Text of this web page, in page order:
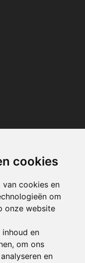
cookies
van cookies en
om
onze website
en
om ons
en